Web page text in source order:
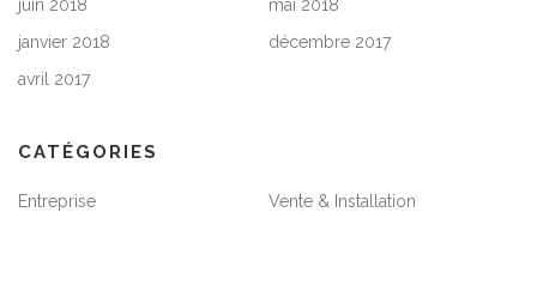
juin 2018
mai 2018
janvier 2018
décembre 2017
avril 2017
CATÉGORIES
Entreprise Vente & Installation